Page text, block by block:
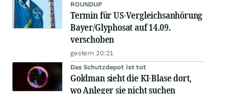
ROUNDUP
Termin für US-Vergleichsanhörung
Bayer/Glyphosat auf 14.09.
verschoben
gestern 20:21
Das Schutzdepot ist tot
Goldman sieht die KI-Blase dort,
wo Anleger sie nicht suchen